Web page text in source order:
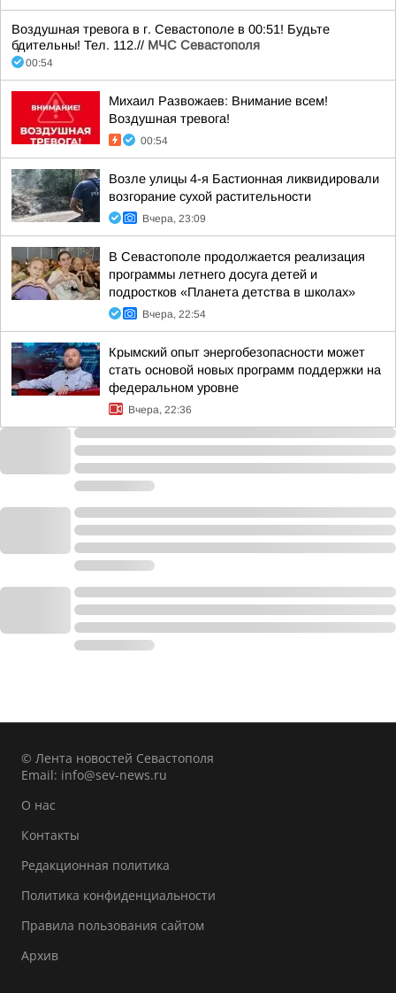
Воздушная тревога в г. Севастополе в 00:51! Будьте
бдительны! Тел. 112.// МЧС Севастополя
00:54
Михаил Развожаев: Внимание всем!
Воздушная тревога!
00:54
Возле улицы 4-я Бастионная ликвидировали
возгорание сухой растительности
Вчера, 23:09
В Севастополе продолжается реализация
программы летнего досуга детей и
подростков «Планета детства в школах»
Вчера, 22:54
Крымский опыт энергобезопасности может
стать основой новых программ поддержки на
федеральном уровне
Вчера, 22:36
© Лента новостей Севастополя
Email: info@sev-news.ru
О нас
Контакты
Редакционная политика
Политика конфиденциальности
Правила пользования сайтом
Архив